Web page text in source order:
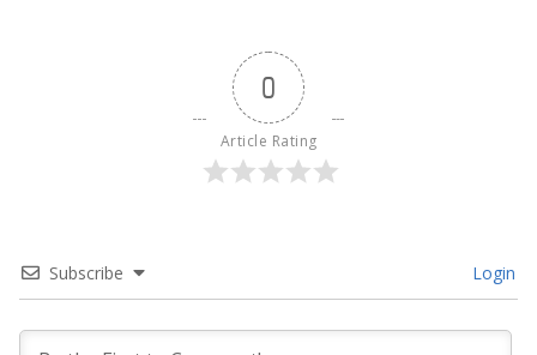
0
Article Rating
Subscribe Login